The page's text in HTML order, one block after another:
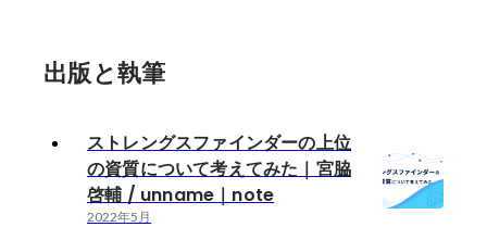
出版と執筆
ストレングスファインダーの上位
の資質について考えてみた｜宮脇
啓輔 / unname｜note
2022年5月